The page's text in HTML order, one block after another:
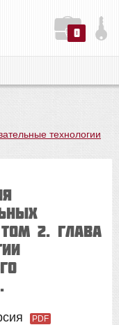
0
технологии
2. Глава
PDF